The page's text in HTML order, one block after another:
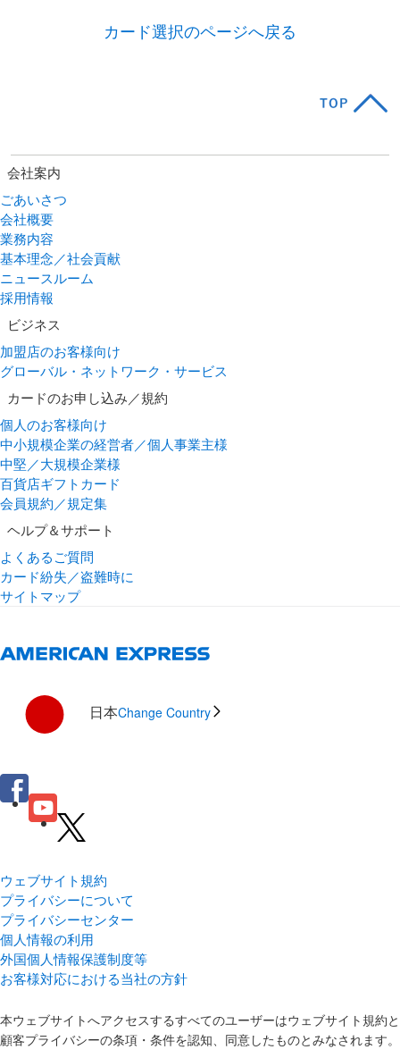
カード選択のページへ戻る
会社案内
ごあいさつ
会社概要
業務内容
基本理念／社会貢献
ニュースルーム
採用情報
ビジネス
加盟店のお客様向け
グローバル・ネットワーク・サービス
カードのお申し込み／規約
個人のお客様向け
中小規模企業の経営者／個人事業主様
中堅／大規模企業様
百貨店ギフトカード
会員規約／規定集
ヘルプ＆サポート
よくあるご質問
カード紛失／盗難時に
サイトマップ
日本Change Country
ウェブサイト規約
プライバシーについて
プライバシーセンター
個人情報の利用
外国個人情報保護制度等
お客様対応における当社の方針
本ウェブサイトへアクセスするすべてのユーザーはウェブサイト規約と
顧客プライバシーの条項・条件を認知、同意したものとみなされます。